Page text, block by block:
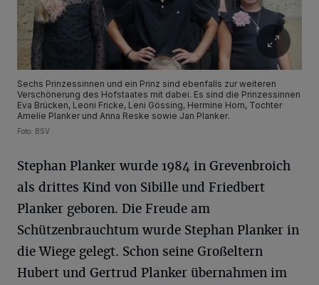
Sechs Prinzessinnen und ein Prinz sind ebenfalls zur weiteren
Verschönerung des Hofstaates mit dabei. Es sind die Prinzessinnen
Eva Brücken, Leoni Fricke, Leni Gössing, Hermine Horn, Tochter
Amelie Planker und Anna Reske sowie Jan Planker.
Foto: BSV
Stephan Planker wurde 1984 in Grevenbroich
als drittes Kind von Sibille und Friedbert
Planker geboren. Die Freude am
Schützenbrauchtum wurde Stephan Planker in
die Wiege gelegt. Schon seine Großeltern
Hubert und Gertrud Planker übernahmen im